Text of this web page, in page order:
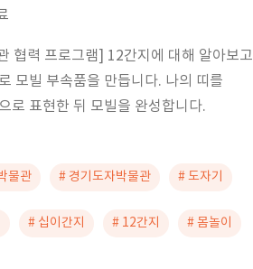
협력 프로그램] 12간지에 대해 알아보고
모빌 부속품을 만듭니다. 나의 띠를
로 표현한 뒤 모빌을 완성합니다.
물관 # 경기도자박물관 # 도자기
# 십이간지 # 12간지 # 몸놀이